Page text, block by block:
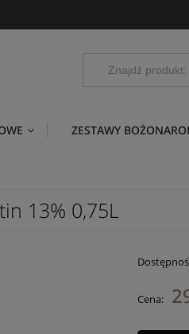
ZESTAWY
13% 0,75L
Cena: